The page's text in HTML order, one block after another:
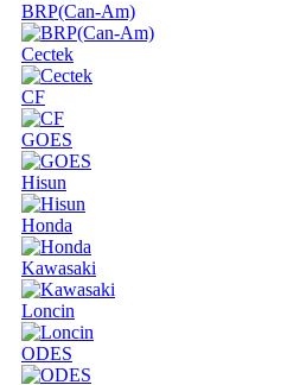
BRP(Can-Am)
Cectek
CF
GOES
Hisun
Honda
Kawasaki
Loncin
ODES